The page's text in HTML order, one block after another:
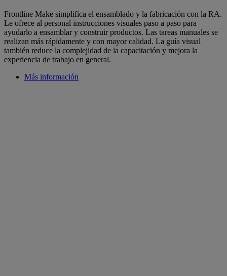
Frontline Make simplifica el ensamblado y la fabricación con la RA.
Le ofrece al personal instrucciones visuales paso a paso para
ayudarlo a ensamblar y construir productos. Las tareas manuales se
realizan más rápidamente y con mayor calidad. La guía visual
también reduce la complejidad de la capacitación y mejora la
experiencia de trabajo en general.
Más información